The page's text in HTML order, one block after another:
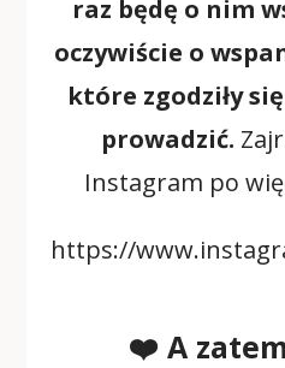
raz będę o nim
oczywiście o
które zgodziły
prowadzić.
Instagram po
https://
❤️ A